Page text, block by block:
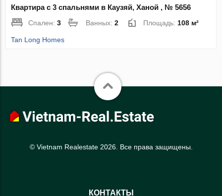
Квартира с 3 спальнями в Каузяй, Ханой , № 5656
Спален:3 Ванных:2 Площадь: 108 м²
Tan Long Homes
© Vietnam Realestate 2026. Все права защищены.
КОНТАКТЫ